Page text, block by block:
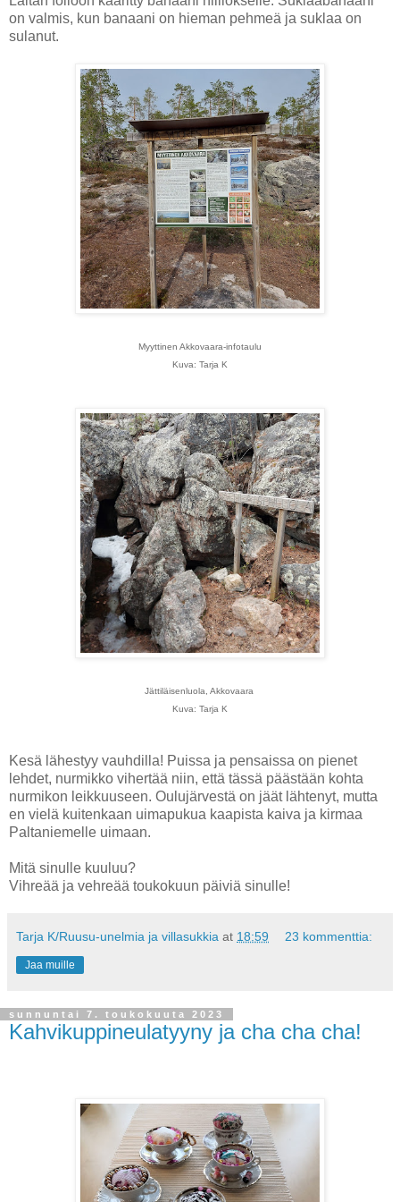
on valmis, kun banaani on hieman pehmeä ja suklaa on
sulanut.
Myyttinen Akkovaara-infotaulu
Kuva: Tarja K
Jättiläisenluola, Akkovaara
Kuva: Tarja K
Kesä lähestyy vauhdilla! Puissa ja pensaissa on pienet
lehdet, nurmikko vihertää niin, että tässä päästään kohta
nurmikon leikkuuseen. Oulujärvestä on jäät lähtenyt, mutta
en vielä kuitenkaan uimapukua kaapista kaiva ja kirmaa
Paltaniemelle uimaan.
Mitä sinulle kuuluu?
Vihreää ja vehreää toukokuun päiviä sinulle!
Tarja K/Ruusu-unelmia ja villasukkia at 18:59 23 kommenttia:
Jaa muille
sunnuntai 7. toukokuuta 2023
Kahvikuppineulatyyny ja cha cha cha!